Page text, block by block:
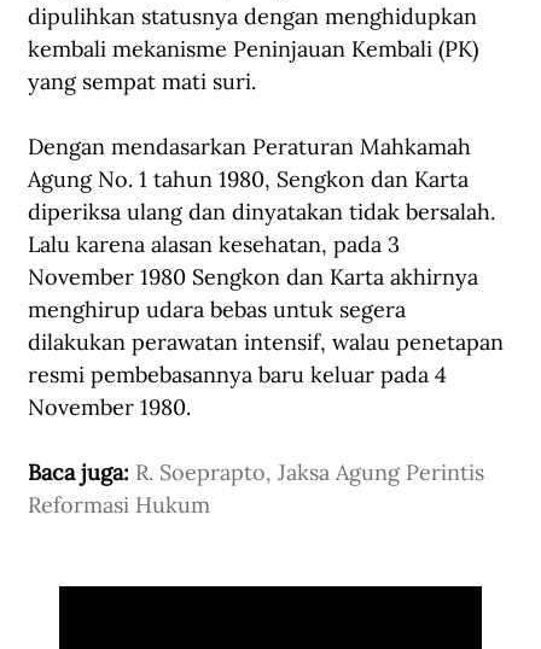
dipulihkan statusnya dengan menghidupkan
kembali mekanisme Peninjauan Kembali (PK)
yang sempat mati suri.
Dengan mendasarkan Peraturan Mahkamah
Agung No. 1 tahun 1980, Sengkon dan Karta
diperiksa ulang dan dinyatakan tidak bersalah.
Lalu karena alasan kesehatan, pada 3
November 1980 Sengkon dan Karta akhirnya
menghirup udara bebas untuk segera
dilakukan perawatan intensif, walau penetapan
resmi pembebasannya baru keluar pada 4
November 1980.
Baca juga: R. Soeprapto, Jaksa Agung Perintis
Reformasi Hukum